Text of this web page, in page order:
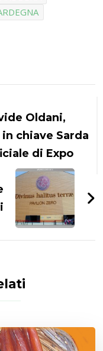
Oldani,
chiave Sarda
di Expo